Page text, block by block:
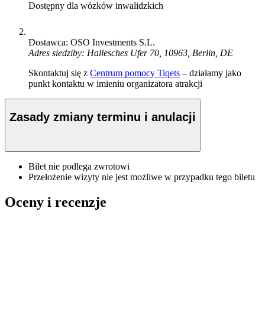
Dostępny dla wózków inwalidzkich
Dostawca: OSO Investments S.L.
Adres siedziby: Hallesches Ufer 70, 10963, Berlin, DE
Skontaktuj się z Centrum pomocy Tiqets – działamy jako
punkt kontaktu w imieniu organizatora atrakcji
Zasady zmiany terminu i anulacji
Bilet nie podlega zwrotowi
Przełożenie wizyty nie jest możliwe w przypadku tego biletu
Oceny i recenzje